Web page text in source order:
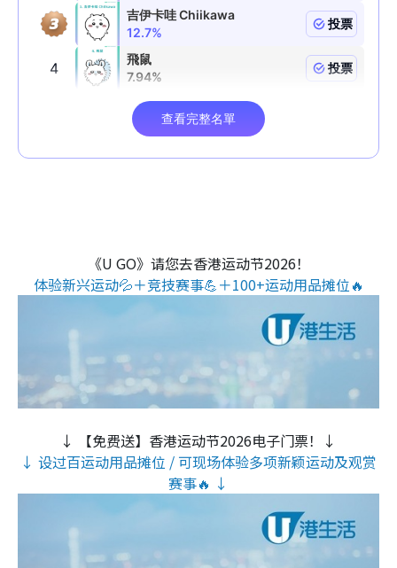
《U GO》请您去香港运动节2026！
体验新兴运动💦＋竞技赛事💪＋100+运动用品摊位🔥
↓ 【免费送】香港运动节2026电子门票！↓
↓ 设过百运动用品摊位 / 可现场体验多项新颖运动及观赏
赛事🔥 ↓